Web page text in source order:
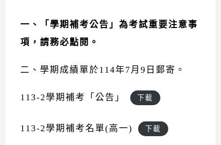
一、「學期補考公告」為考試重要注意事
項，請務必點閱。
二、學期成績單於114年7月9日郵寄。
113-2學期補考「公告」 下載
113-2學期補考名單(高一) 下載